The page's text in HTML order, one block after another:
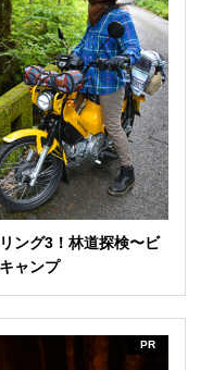
ング3！林道探検〜ビ
ャンプ
PR